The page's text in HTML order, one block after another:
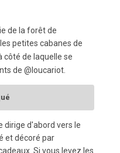
de la forêt de
petites cabanes de
côté de laquelle se
de @loucariot.
dirige d'abord vers le
et décoré par
Si vous levez les